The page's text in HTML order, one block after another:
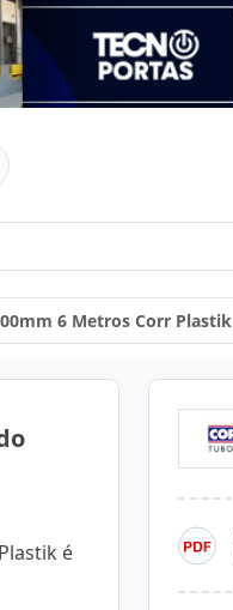
6 Metros Corr Plastik
é